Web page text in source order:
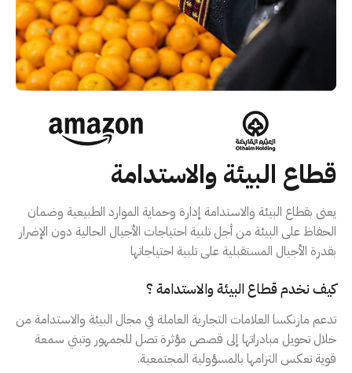
قطاع البيئة والاستدامة
يعنى بقطاع البيئة والاستدامة إدارة وحماية الموارد الطبيعية وضمان
الحفاظ على البيئة من أجل تلبية احتياجات الأجيال الحالية دون الإضرار
بقدرة الأجيال المستقبلية على تلبية احتياجاتها
كيف نخدم قطاع البيئة والاستدامة ؟
تدعم مازنكسا العلامات التجارية العاملة في مجال البيئة والاستدامة من
خلال تحويل مبادراتها إلى قصص مؤثرة تصل للجمهور وتبني سمعة
قوية تعكس التزامها بالمسؤولية المجتمعية.